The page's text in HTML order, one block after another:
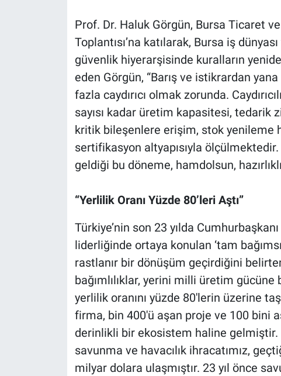
Prof. Dr. Haluk Görgün, Bursa Ticaret
Toplantısı’na katılarak, Bursa iş
güvenlik hiyerarşisinde kuralların
eden Görgün, “Barış ve istikrardan
fazla caydırıcı olmak zorunda.
sayısı kadar üretim kapasitesi,
kritik bileşenlere erişim, stok yenileme
sertifikasyon altyapısıyla
geldiği bu döneme, hamdolsun,
“Yerlilik Oranı Yüzde 80’leri Aştı”
Türkiye’nin son 23 yılda
liderliğinde ortaya konulan ‘tam
rastlanır bir dönüşüm geçirdiğini
bağımlılıklar, yerini milli üretim gücüne
yerlilik oranını yüzde 80'lerin üzerine
firma, bin 400'ü aşan proje ve 100 bini
derinlikli bir ekosistem haline gelmiştir.
savunma ve havacılık ihracatımız,
milyar dolara ulaşmıştır. 23 yıl önce